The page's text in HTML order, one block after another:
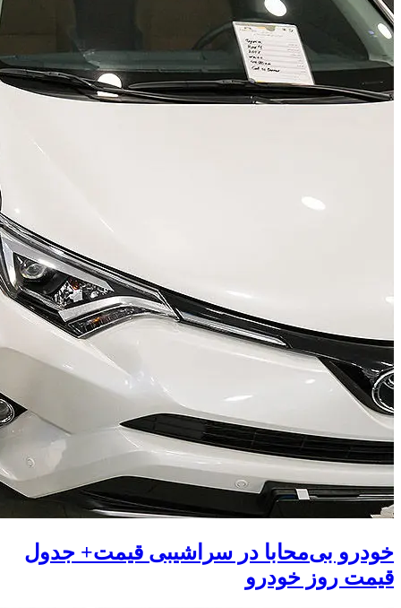
خودرو بی‌محابا در سراشیبی قیمت+ جدول
قیمت روز خودرو